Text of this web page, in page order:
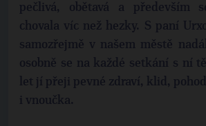
pečlivá, obětavá a především
chovala víc než hezky. S paní
samozřejmě v našem městě
osobně se na každé setkání s ní
let jí přeji pevné zdraví, klid,
i vnoučka.